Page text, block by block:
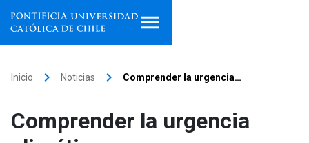
Facultades, escuelas e
Inicio keyboard_arrow_right Noticias keyboard_arrow_right Comprender la urgencia…
Comprender la urgencia